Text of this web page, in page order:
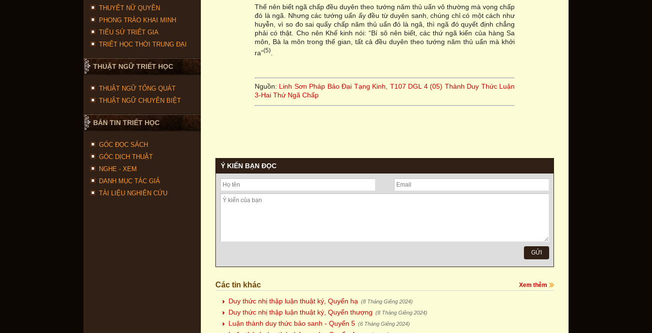
THUYẾT NỮ QUYỀN
PHONG TRÀO KHAI MINH
TIỂU SỬ TRIẾT GIA
TRIẾT HỌC THỜI TRUNG ĐẠI
THUẬT NGỮ TRIẾT HỌC
THUẬT NGỮ TỔNG QUÁT
THUẬT NGỮ CHUYÊN BIỆT
BẢN TIN TRIẾT HỌC
GÓC ĐỌC SÁCH
GÓC DỊCH THUẬT
NGHE - XEM
DANH MỤC TÁC GIẢ
TÀI LIỆU NGHIÊN CỨU
Thế nên biết ngã chấp đều duyên theo tướng năm thủ uẩn vô thường mà vọng chấp
đó là ngã. Nhưng các tướng uẩn ấy đều từ duyên sanh, chúng chỉ có một cách như
huyễn, vì so đo sai quấy chấp năm thủ uẩn đó là ngã, thì ngã đó quyết định chẳng
phải có thật. Cho nên Khế kinh nói: “Bí sô nên biết, các thứ ngã kiến của hàng Sa
môn, Bà la môn trong thế gian, tất cả đều duyên theo tướng năm thủ uẩn mà khởi
ra”(5)
Nguồn: Linh Sơn Pháp Bảo Đại Tạng Kinh, T107 DGL 4 (05) Thành Duy Thức Luận
3-Hai Thứ Ngã Chấp
Ý KIẾN BẠN ĐỌC
Các tin khác Xem thêm
Duy thức nhị thập luận thuật ký, Quyển hạ (8 Tháng Giêng 2024)
Duy thức nhị thập luận thuật ký, Quyển thượng (8 Tháng Giêng 2024)
Luận thành duy thức bảo sanh - Quyển 5 (6 Tháng Giêng 2024)